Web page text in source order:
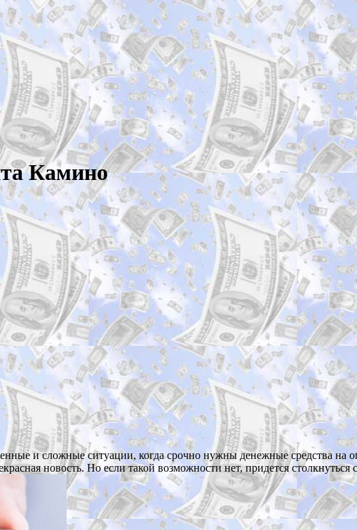
Камино
и сложные ситуации, когда срочно нужны денежные средства на
новость. Но если такой возможности нет, придется